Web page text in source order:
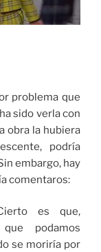
problema que
sido verla con
obra la hubiera
podría
embargo, hay
comentaros:
es que,
podamos
se moriría por